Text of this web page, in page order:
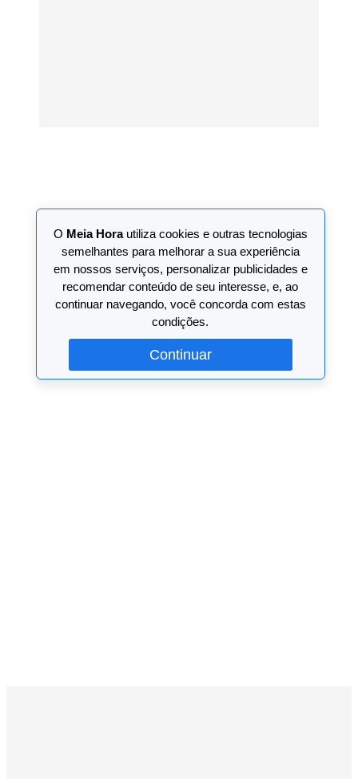
O Meia Horautiliza cookies e outras tecnologias
semelhantes para melhorar a sua experiência
em nossos serviços, personalizar publicidades e
recomendar conteúdo de seu interesse, e, ao
continuar navegando, você concorda com estas
condições.
Continuar